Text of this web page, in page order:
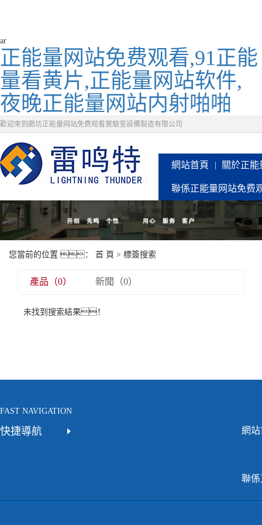
ar
正能量网站免费观看,91正能
量看黄片,正能量网站软件,
夜晚正能量网站内射啪啪
歡迎來到廊坊正能量网站免费观看實驗室設備製造有限公司
網站首頁 關於正
聯係正能量网站免费
您當前的位置 ： 首 頁 > 標簽搜索
產品（0） 新聞（0）
未找到搜索結果！
FAST NAVIGATION
快捷導航 網
聯